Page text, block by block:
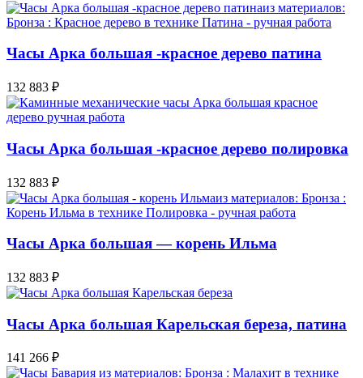
Часы Арка большая -красное дерево патина
132 883 ₽
Часы Арка большая -красное дерево полировка
132 883 ₽
Часы Арка большая — корень Ильма
132 883 ₽
Часы Арка большая Карельская береза, патина
141 266 ₽